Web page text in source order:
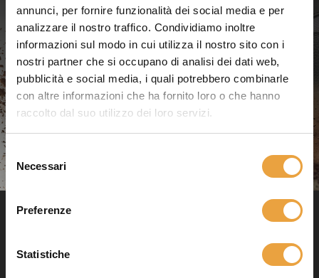
annunci, per fornire funzionalità dei social media e per
analizzare il nostro traffico. Condividiamo inoltre
informazioni sul modo in cui utilizza il nostro sito con i
nostri partner che si occupano di analisi dei dati web,
pubblicità e social media, i quali potrebbero combinarle
con altre informazioni che ha fornito loro o che hanno
raccolto dal suo utilizzo dei loro servizi.
Selezione
delNecessari
Preferenze
Statistiche
Sono un rivenditore
Sono un cliente privato
INVIA
personali per finalità di marketing, commerciale, per ricerche di
mercato, profilazione e per l'invio di materiale pubblicitario.